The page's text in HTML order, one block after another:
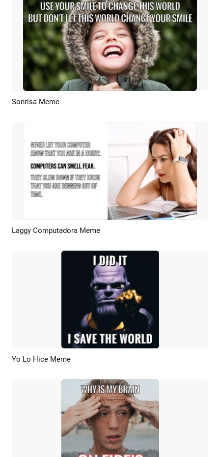
Sonrisa Meme
Previsualizar
Laggy Computadora Meme
Previsualizar
Yo Lo Hice Meme